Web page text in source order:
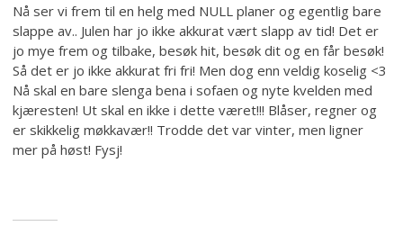
Nå ser vi frem til en helg med NULL planer og egentlig bare
slappe av.. Julen har jo ikke akkurat vært slapp av tid! Det er
jo mye frem og tilbake, besøk hit, besøk dit og en får besøk!
Så det er jo ikke akkurat fri fri! Men dog enn veldig koselig <3
Nå skal en bare slenga bena i sofaen og nyte kvelden med
kjæresten! Ut skal en ikke i dette været!!! Blåser, regner og
er skikkelig møkkavær!! Trodde det var vinter, men ligner
mer på høst! Fysj!